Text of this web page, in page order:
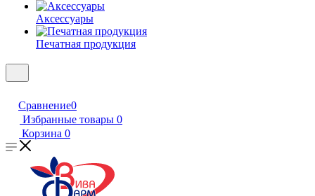
Аксессуары
Печатная продукция
Сравнение0
Избранные товары 0
Корзина 0